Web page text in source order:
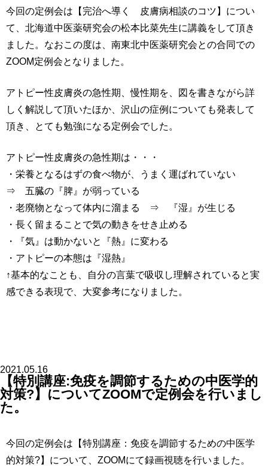
今回の定例会は【完治へ導く 皮膚病相談のコツ】につい
て、北海道中医薬研究会の松本比菜先生に講義をして頂き
ました。なおこの度は、南東北中医薬研究会との合同での
ZOOM定例会となりました。
アトピー性皮膚炎の急性期、慢性期を、図を書きながら詳
しく解説して頂いたほか、沢山の症例についても発表して
頂き、とても勉強になる定例会でした。
アトピー性皮膚炎の急性期は・・・
・栄養となるはずの食べ物が、うまく運ばれていない
⇒ 五臓の『脾』が弱っている
・老廃物となって体内に溜まる ⇒ 『湿』が生じる
・長く留まることで気の動きをせき止める
・『気』は動かないと『熱』に変わる
・アトピーの本態は『湿熱』
↑基本的なことも、自分の言葉で吸収し理解されていると実
感できる表現で、大変参考になりました。
2021.05.16
【特別講座:免疫を調節するための中医学的
対策?】についてZOOMで定例会を行いまし
た。
今回の定例会は【特別講座：免疫を調節するための中医学
的対策?】について、ZOOMにて録画視聴を行いました。